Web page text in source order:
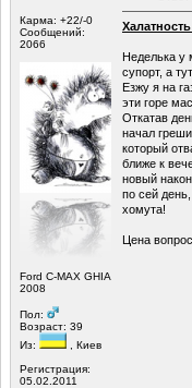
Карма: +22/-0
Сообщений:
2066
Ford C-MAX GHIA
2008
Пол:
Возраст: 39
Из:
, Киев
Регистрация:
05.02.2011
Неделька у
супорт, а
Езжу я на
эти горе
Откатав
начал
который
ближе к
новый
по сей
хомута!
Цена